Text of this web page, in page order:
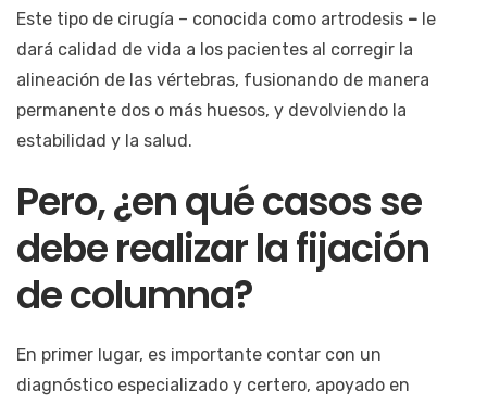
Este tipo de cirugía – conocida como artrodesis – le
dará calidad de vida a los pacientes al corregir la
alineación de las vértebras, fusionando de manera
permanente dos o más huesos, y devolviendo la
estabilidad y la salud.
Pero, ¿en qué casos se
debe realizar la fijación
de columna?
En primer lugar, es importante contar con un
diagnóstico especializado y certero, apoyado en